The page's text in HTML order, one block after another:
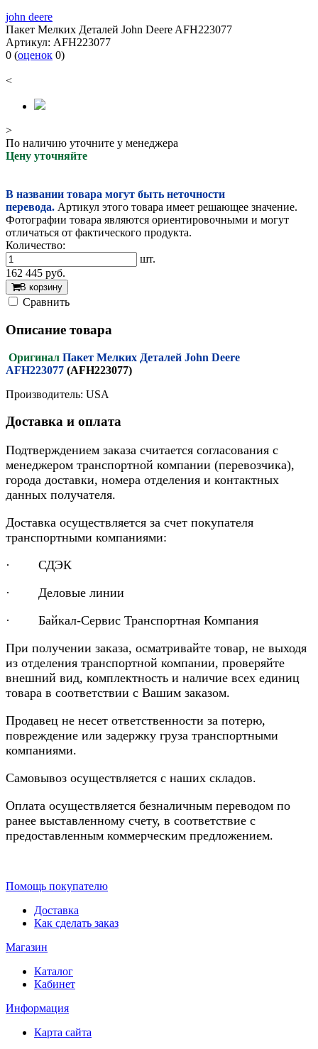
john deere
Пакет Мелких Деталей John Deere AFH223077
Артикул: AFH223077
0 (оценок 0)
<
>
По наличию уточните у менеджера
Цену уточняйте
В названии товара могут быть неточности
перевода. Артикул этого товара имеет решающее значение.
Фотографии товара являются ориентировочными и могут
отличаться от фактического продукта.
Количество:
шт.
162 445 руб.
В корзину
Cравнить
Описание товара
Оригинал Пакет Мелких Деталей John Deere
AFH223077 (AFH223077)
Производитель: USA
Доставка и оплата
Подтверждением заказа считается согласования с
менеджером транспортной компании (перевозчика),
города доставки, номера отделения и контактных
данных получателя.
Доставка осуществляется за счет покупателя
транспортными компаниями:
· СДЭК
· Деловые линии
· Байкал-Сервис Транспортная Компания
При получении заказа, осматривайте товар, не выходя
из отделения транспортной компании, проверяйте
внешний вид, комплектность и наличие всех единиц
товара в соответствии с Вашим заказом.
Продавец не несет ответственности за потерю,
повреждение или задержку груза транспортными
компаниями.
Самовывоз осуществляется с наших складов.
Оплата осуществляется безналичным переводом по
ранее выставленному счету, в соответствие с
предоставленным коммерческим предложением.
Помощь покупателю
Доставка
Как сделать заказ
Магазин
Каталог
Кабинет
Информация
Карта сайта